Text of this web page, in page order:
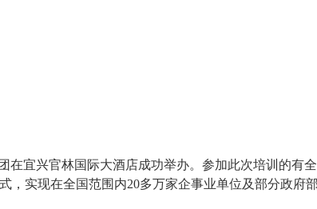
在宜兴官林国际大酒店成功举办。参加此次培训的有
实现在全国范围内20多万家企事业单位及部分政府部